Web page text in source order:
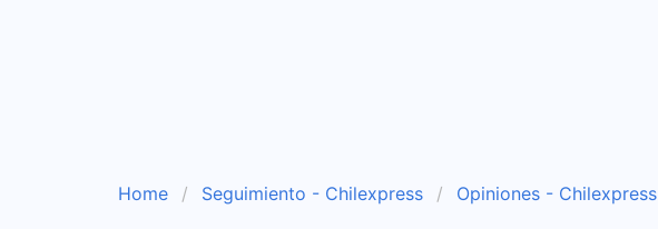
Home Seguimiento - Chilexpress Opiniones - Chilexpress